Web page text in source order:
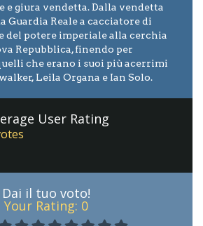
e giura vendetta. Dalla vendetta
Guardia Reale a cacciatore di
del potere imperiale alla cerchia
Repubblica, finendo per
che erano i suoi più acerrimi
Leila Organa e Ian Solo.
User Rating
Dai il tuo voto!
Your Rating: 0